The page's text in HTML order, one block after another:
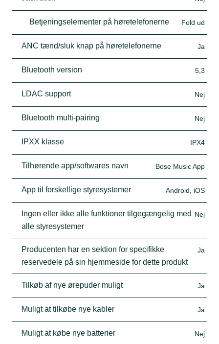
Betjeningselementer på høretelefonerne Fold ud
ANC tænd/sluk knap på høretelefonerne Ja
Bluetooth version 5,3
LDAC support Nej
Bluetooth multi-pairing Nej
IPXX klasse IPX4
Tilhørende app/softwares navn Bose Music App
App til forskellige styresystemer Android, iOS
Ingen eller ikke alle funktioner tilgegængelig med
alle styresystemer
Nej
Producenten har en sektion for specifikke
reservedele på sin hjemmeside for dette produkt
Ja
Tilkøb af nye ørepuder muligt Ja
Muligt at tilkøbe nye kabler Ja
Muligt at købe nye batterier Nej